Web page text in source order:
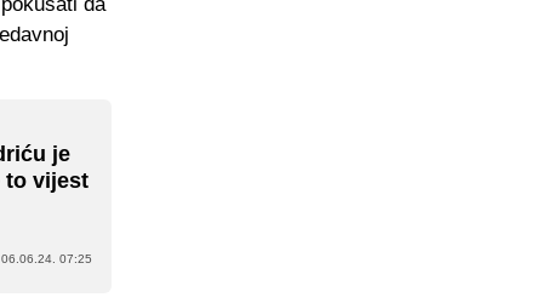
je
to vijest
06.06.24. 07:25